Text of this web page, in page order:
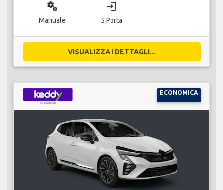
miscellaneous_services
Manuale
login
5 Porta
VISUALIZZA I DETTAGLI...
ECONOMICA